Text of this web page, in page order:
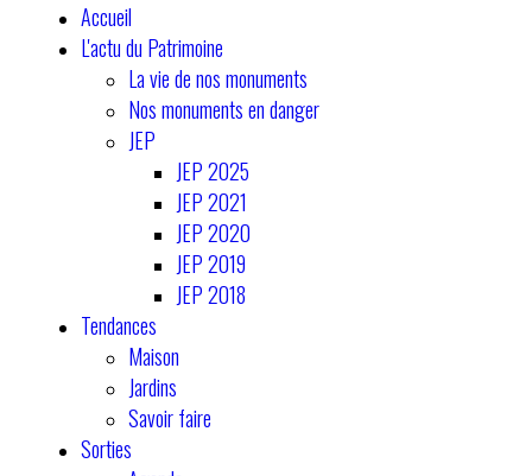
Accueil
L'actu du Patrimoine
La vie de nos monuments
Nos monuments en danger
JEP
JEP 2025
JEP 2021
JEP 2020
JEP 2019
JEP 2018
Tendances
Maison
Jardins
Savoir faire
Sorties